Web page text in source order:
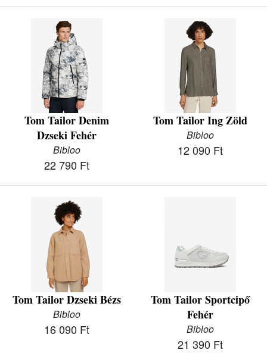
Tom Tailor Denim
Dzseki Fehér
Bibloo
22 790 Ft
Tom Tailor Ing Zöld
Bibloo
12 090 Ft
Tom Tailor Dzseki Bézs
Bibloo
16 090 Ft
Tom Tailor Sportcipő
Fehér
Bibloo
21 390 Ft